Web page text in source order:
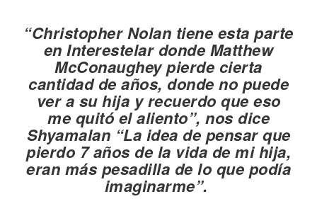
“Christopher Nolan tiene esta parte
enInterestelardonde Matthew
McConaughey pierde cierta
cantidad de años, donde no puede
ver a su hija y recuerdo que eso
me quitó el aliento”, nos dice
Shyamalan “La idea de pensar que
pierdo 7 años de la vida de mi hija,
eran más pesadilla de lo que podía
imaginarme”.